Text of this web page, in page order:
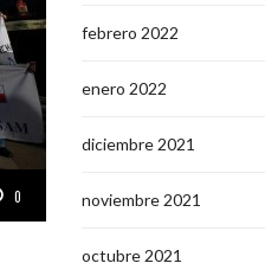
0
febrero 2022
enero 2022
diciembre 2021
noviembre 2021
octubre 2021